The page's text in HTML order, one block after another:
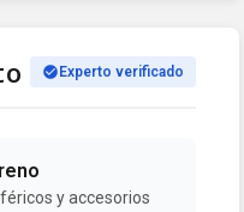
Experto verificado
y accesorios